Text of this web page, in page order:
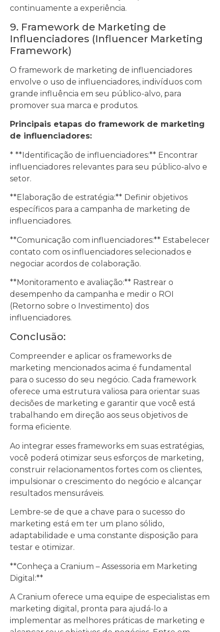
continuamente a experiência.
9. Framework de Marketing de
Influenciadores (Influencer Marketing
Framework)
O framework de marketing de influenciadores
envolve o uso de influenciadores, indivíduos com
grande influência em seu público-alvo, para
promover sua marca e produtos.
Principais etapas do framework de marketing
de influenciadores:
* **Identificação de influenciadores:** Encontrar
influenciadores relevantes para seu público-alvo e
setor.
**Elaboração de estratégia:** Definir objetivos
específicos para a campanha de marketing de
influenciadores.
**Comunicação com influenciadores:** Estabelecer
contato com os influenciadores selecionados e
negociar acordos de colaboração.
**Monitoramento e avaliação:** Rastrear o
desempenho da campanha e medir o ROI
(Retorno sobre o Investimento) dos
influenciadores.
Conclusão:
Compreender e aplicar os frameworks de
marketing mencionados acima é fundamental
para o sucesso do seu negócio. Cada framework
oferece uma estrutura valiosa para orientar suas
decisões de marketing e garantir que você está
trabalhando em direção aos seus objetivos de
forma eficiente.
Ao integrar esses frameworks em suas estratégias,
você poderá otimizar seus esforços de marketing,
construir relacionamentos fortes com os clientes,
impulsionar o crescimento do negócio e alcançar
resultados mensuráveis.
Lembre-se de que a chave para o sucesso do
marketing está em ter um plano sólido,
adaptabilidade e uma constante disposição para
testar e otimizar.
**Conheça a Cranium – Assessoria em Marketing
Digital:**
A Cranium oferece uma equipe de especialistas em
marketing digital, pronta para ajudá-lo a
implementar as melhores práticas de marketing e